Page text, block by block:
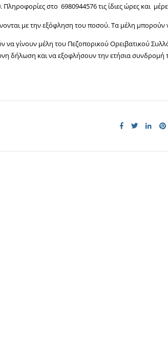
Πληροφορίες στο 6980944576 τις ίδιες ώρες και
με την εξόφληση του ποσού. Τα μέλη μπορούν
να γίνουν μέλη του Πεζοπορικού Ορειβατικού
δήλωση και να εξοφλήσουν την ετήσια συνδρομή